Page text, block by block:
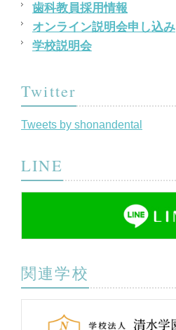
歯科教員採用情報
オンライン説明会申し込み
学校説明会
Twitter
Tweets by shonandental
LINE
関連学校